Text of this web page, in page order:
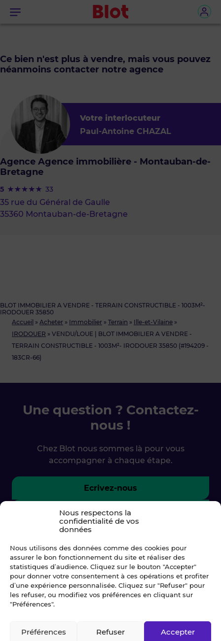
Nous respectons la
confidentialité de vos
données
Nous utilisons des données comme des cookies pour
assurer le bon fonctionnement du site et réaliser des
statistiques d’audience. Cliquez sur le bouton "Accepter"
pour donner votre consentement à ces opérations et profiter
d’une expérience personnalisée. Cliquez sur "Refuser" pour
les refuser, ou modifiez vos préférences en cliquant sur
"Préférences".
Accepter
Refuser
Préférences
Menu
Accueil » Acheter » Immobilier » Terrain » Ille-et-Vilaine »
IRODOUER » VENDU/LOUE | BLOT IMMOBILIER A VENDRE -
TERRAIN CONSTRUCTIBLE - 1003M²- IRODOUER 35850 (#194209 -
183CR-66)
BLOT IMMOBILIER A VENDRE - TERRAIN CONSTRUCTIBLE - 1003M²-
IRODOUER 35850
Ce bien n'est plus à vendre, mais vous pouvez
néanmoins contacter notre agence
Votre interlocuteur
Paul-Antoine CHAZAL
Agence Agence immobilière - Montauban-de-
Bretagne
5 33
35 rue du Général de Gaulle
35360 Montauban-de-Bretagne
Une question ? Contactez-
nous !
Chez Blot nous sommes là pour vous
accompagner à chaque étape.
Ecrivez-nous
02 99 79 33 34
© Blot 2026